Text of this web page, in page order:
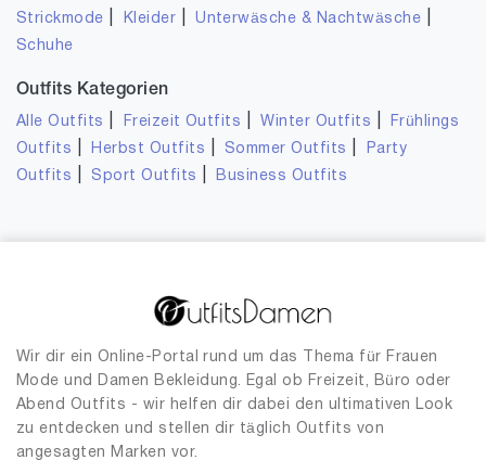
Strickmode
Kleider |Unterwäsche & Nachtwäsche
Schuhe
Outfits Kategorien
Alle Outfits Freizeit Outfits |Winter Outfits
Frühlings
Outfits
Herbst Outfits Sommer Outfits
Party
Outfits
Sport Outfits Business Outfits
Wir dir ein Online-Portal rund um das Thema für Frauen
Mode und Damen Bekleidung. Egal ob Freizeit, Büro oder
Abend Outfits - wir helfen dir dabei den ultimativen Look
zu entdecken und stellen dir täglich Outfits von
angesagten Marken vor.